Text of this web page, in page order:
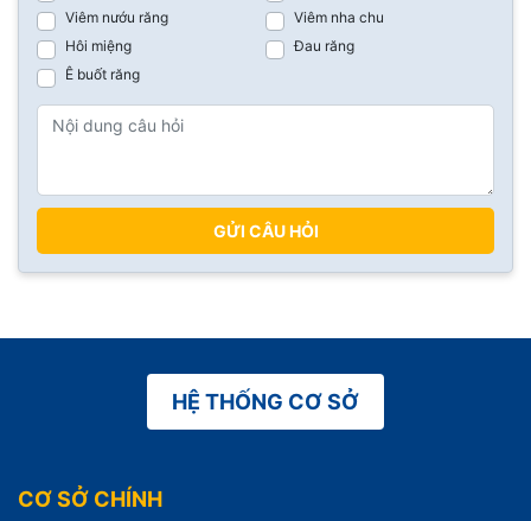
Viêm nướu răng
Viêm nha chu
Hôi miệng
Đau răng
Ê buốt răng
GỬI CÂU HỎI
HỆ THỐNG CƠ SỞ
CƠ SỞ CHÍNH